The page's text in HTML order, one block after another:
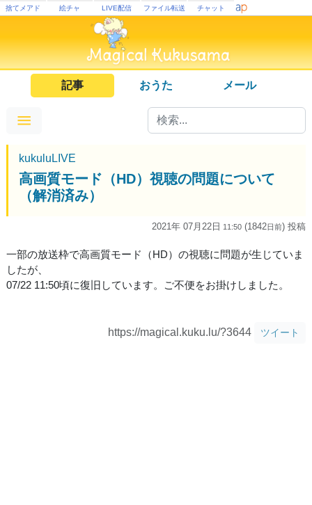
捨てメアド 絵チャ LIVE配信 ファイル転送 チャット
記事 おうた メール
kukuluLIVE
高画質モード（HD）視聴の問題について
（解消済み）
2021年 07月22日 11:50 (1842日前) 投稿
一部の放送枠で高画質モード（HD）の視聴に問題が生じていま
したが、
07/22 11:50頃に復旧しています。ご不便をお掛けしました。
https://magical.kuku.lu/?3644 ツイート